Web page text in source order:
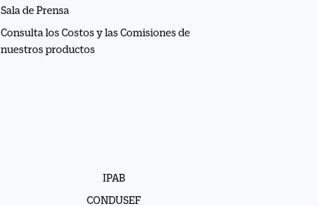
Sala de Prensa
Consulta los Costos y las Comisiones de
nuestros productos
IPAB
CONDUSEF